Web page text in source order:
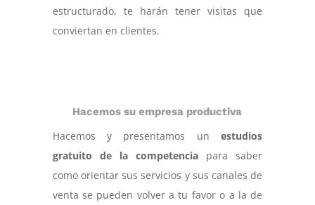
estructurado, te harán tener visitas que
conviertan en clientes.
Hacemos su empresa productiva
Hacemos y presentamos unestudios
gratuito de la competencia para saber
como orientar sus servicios y sus canales de
venta se pueden volver a tu favor o a la de